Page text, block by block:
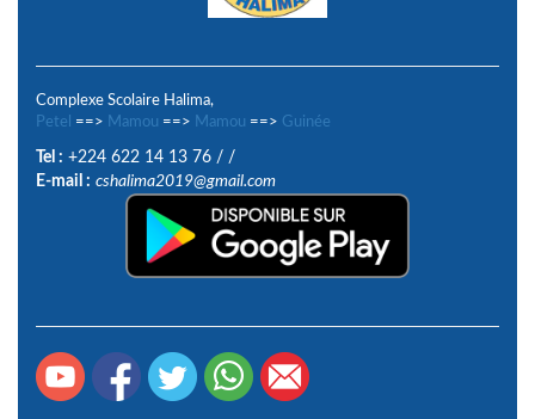
Complexe Scolaire Halima,
Petel
==> Mamou ==> Mamou ==> Guinée
Tel : +224 622 14 13 76 / /
E-mail : cshalima2019@gmail.com